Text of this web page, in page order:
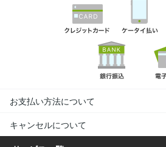
お支払い方法について
キャンセルについて